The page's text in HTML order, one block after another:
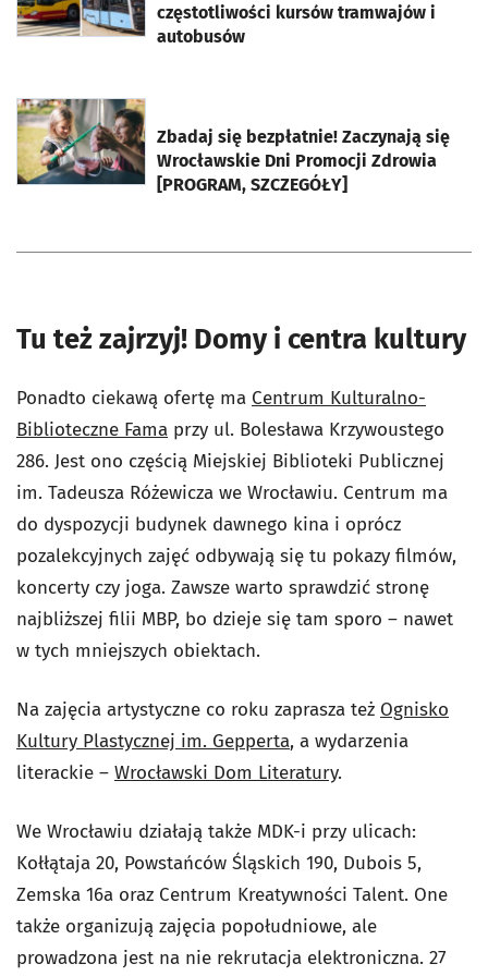
częstotliwości kursów tramwajów i
autobusów
Zbadaj się bezpłatnie! Zaczynają się
Wrocławskie Dni Promocji Zdrowia
[PROGRAM, SZCZEGÓŁY]
otworzy się w nowej karcie
Tu też zajrzyj! Domy i centra kultury
Ponadto ciekawą ofertę ma Centrum Kulturalno-
Biblioteczne Fama przy ul. Bolesława Krzywoustego
286. Jest ono częścią Miejskiej Biblioteki Publicznej
im. Tadeusza Różewicza we Wrocławiu. Centrum ma
do dyspozycji budynek dawnego kina i oprócz
pozalekcyjnych zajęć odbywają się tu pokazy filmów,
koncerty czy joga. Zawsze warto sprawdzić stronę
najbliższej filii MBP, bo dzieje się tam sporo – nawet
w tych mniejszych obiektach.
Na zajęcia artystyczne co roku zaprasza też Ognisko
Kultury Plastycznej im. Gepperta, a wydarzenia
literackie – Wrocławski Dom Literatury.
We Wrocławiu działają także MDK-i przy ulicach:
Kołłątaja 20, Powstańców Śląskich 190, Dubois 5,
Zemska 16a oraz Centrum Kreatywności Talent. One
także organizują zajęcia popołudniowe, ale
prowadzona jest na nie rekrutacja elektroniczna. 27